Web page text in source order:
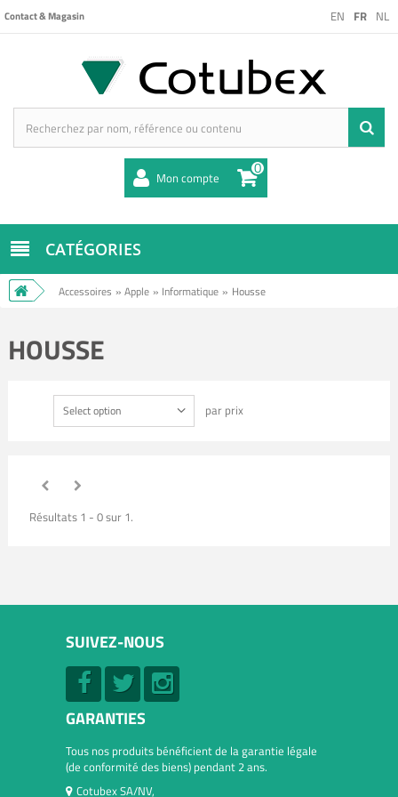
EN FR NL
Contact & Magasin
Mon compte 0
CATÉGORIES
Accessoires » Apple » Informatique » Housse
HOUSSE
Select option par prix
Résultats 1 - 0 sur 1.
SUIVEZ-NOUS
GARANTIES
Tous nos produits bénéficient de la garantie légale
(de conformité des biens) pendant 2 ans.
Cotubex SA/NV,